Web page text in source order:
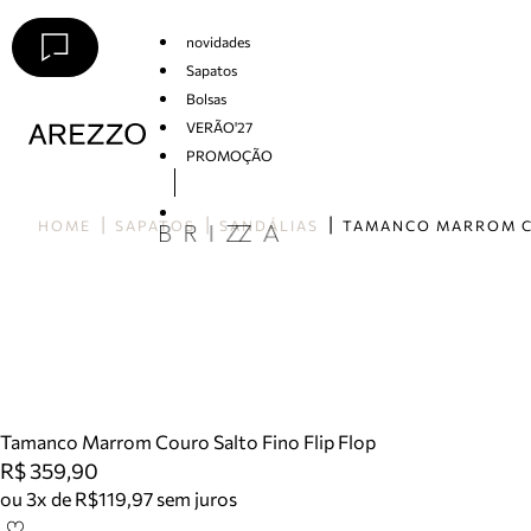
novidades
Sapatos
Bolsas
VERÃO'27
PROMOÇÃO
HOME SAPATOS SANDÁLIAS
Tamanco Marrom Couro Salto Fino Flip Flop
R$ 359,90
ou 3x de R$119,97 sem juros